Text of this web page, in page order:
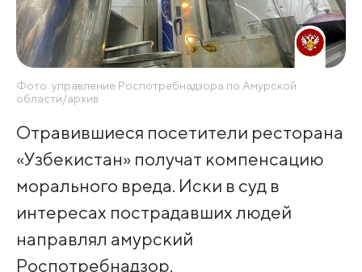
Фото: управление Роспотребнадзора по Амурской
области/архив
Отравившиеся посетители ресторана
«Узбекистан» получат компенсацию
морального вреда. Иски в суд в
интересах пострадавших людей
направлял амурский
Роспотребнадзор.